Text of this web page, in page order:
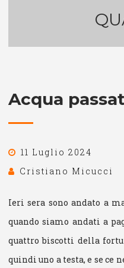
Acqua
11 Luglio 2024
Cristiano Micucci
Ieri sera sono andato a
quando siamo andati a
quattro biscotti della
quindi uno a testa, e se ce